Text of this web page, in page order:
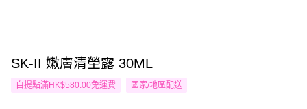
SK-II 嫩膚清塋露 30ML
自提點滿HK$580.00免運費 國家/地區配送